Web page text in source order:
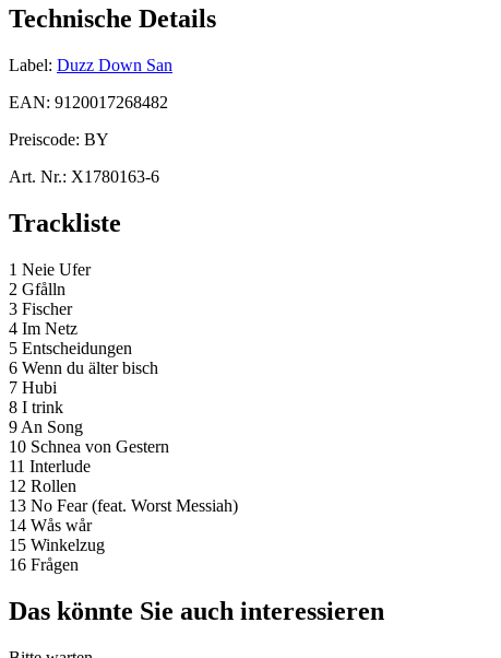
Technische Details
Label: Duzz Down San
EAN: 9120017268482
Preiscode: BY
Art. Nr.: X1780163-6
Trackliste
1 Neie Ufer
2 Gfålln
3 Fischer
4 Im Netz
5 Entscheidungen
6 Wenn du älter bisch
7 Hubi
8 I trink
9 An Song
10 Schnea von Gestern
11 Interlude
12 Rollen
13 No Fear (feat. Worst Messiah)
14 Wås wår
15 Winkelzug
16 Frågen
Das könnte Sie auch interessieren